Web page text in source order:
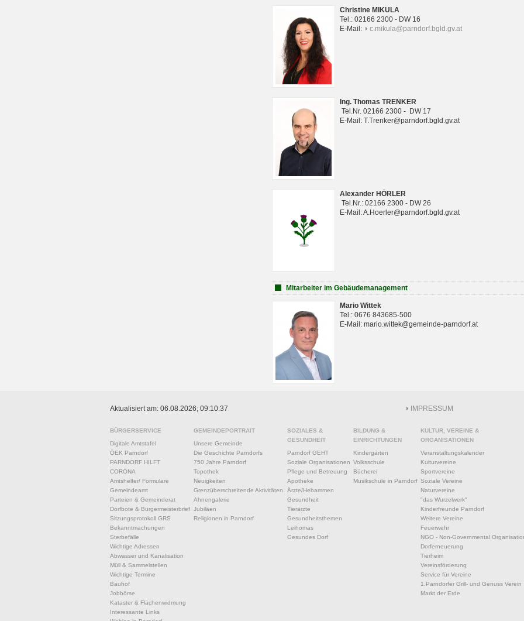
Christine MIKULA
Tel.: 02166 2300 - DW 16
E-Mail:
c.mikula@parndorf.bgld.gv.at
Ing. Thomas TRENKER
Tel.Nr. 02166 2300 - DW 17
E-Mail: T.Trenker@parndorf.bgld.gv.at
Alexander HÖRLER
Tel.Nr.: 02166 2300 - DW 26
E-Mail: A.Hoerler@parndorf.bgld.gv.at
Mitarbeiter im Gebäudemanagement
Mario Wittek
Tel.: 0676 843685-500
E-Mail: mario.wittek@gemeinde-parndorf.at
Aktualisiert am: 06.08.2026; 09:10:37 IMPRESSUM
BÜRGERSERVICE
Digitale Amtstafel
ÖEK Parndorf
PARNDORF HILFT
CORONA
Amtshelfer/ Formulare
Gemeindeamt
Parteien & Gemeinderat
Dorfbote & Bürgermeisterbrief
Sitzungsprotokoll GRS
Bekanntmachungen
Sterbefälle
Wichtige Adressen
Abwasser und Kanalisation
Müll & Sammelstellen
Wichtige Termine
Bauhof
Jobbörse
Kataster & Flächenwidmung
Interessante Links
GEMEINDEPORTRAIT
Unsere Gemeinde
Die Geschichte Parndorfs
750 Jahre Parndorf
Topothek
Neuigkeiten
Grenzüberschreitende Aktivitäten
Ahnengalerie
Jubiläen
Religionen in Parndorf
SOZIALES &
GESUNDHEIT
Parndorf GEHT
Soziale Organisationen
Pflege und Betreuung
Apotheke
Ärzte/Hebammen
Gesundheit
Tierärzte
Gesundheitsthemen
Leihomas
Gesundes Dorf
BILDUNG &
EINRICHTUNGEN
Kindergärten
Volksschule
Bücherei
Musikschule in Parndorf
KULTUR, VEREINE &
ORGANISATIONEN
Veranstaltungskalender
Kulturvereine
Sportvereine
Soziale Vereine
Naturvereine
"das Wurzelwerk"
Kinderfreunde Parndorf
Weitere Vereine
Feuerwehr
NGO - Non-Governmental
Dorferneuerung
Tierheim
Vereinsförderung
Service für Vereine
1.Parndorfer Grill- und Genuss Verein
Markt der Erde